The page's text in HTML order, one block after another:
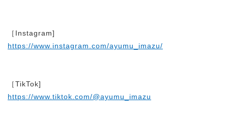
［Instagram]
https://www.instagram.com/ayumu_imazu/
［TikTok]
https://www.tiktok.com/@ayumu_imazu